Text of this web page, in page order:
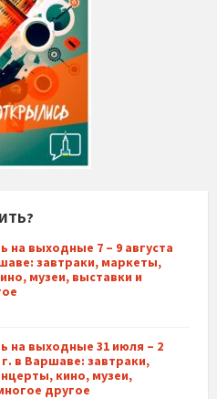
на выходные 7 – 9 августа
завтраки, маркеты,
музеи, выставки и
на выходные 31 июля – 2
г. в Варшаве: завтраки,
кино, музеи,
другое